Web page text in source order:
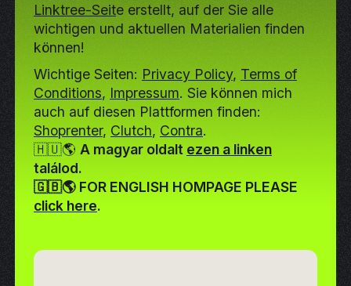
Linktree-Seite erstellt, auf der Sie alle
wichtigen und aktuellen Materialien finden
können!
Wichtige Seiten: Privacy Policy, Terms of
Conditions, Impressum. Sie können mich
auch auf diesen Plattformen finden:
Shoprenter, Clutch, Contra.
🇭🇺🌎 A magyar oldalt ezen a linken
találod.
🇬🇧🌎 FOR ENGLISH HOMPAGE PLEASE
click here.